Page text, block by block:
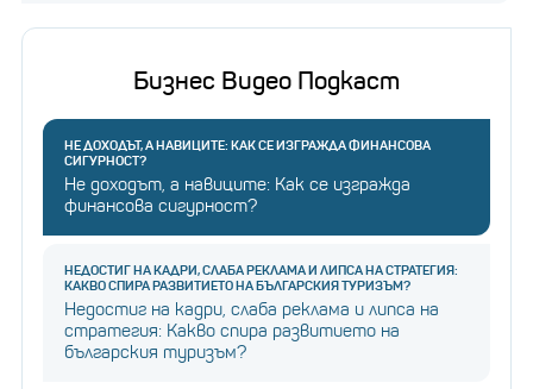
Бизнес Видео Подкаст
НЕ ДОХОДЪТ, А НАВИЦИТЕ: КАК СЕ ИЗГРАЖДА ФИНАНСОВА
СИГУРНОСТ?
Не доходът, а навиците: Как се изгражда
финансова сигурност?
НЕДОСТИГ НА КАДРИ, СЛАБА РЕКЛАМА И ЛИПСА НА СТРАТЕГИЯ:
КАКВО СПИРА РАЗВИТИЕТО НА БЪЛГАРСКИЯ ТУРИЗЪМ?
Недостиг на кадри, слаба реклама и липса на
стратегия: Какво спира развитието на
българския туризъм?